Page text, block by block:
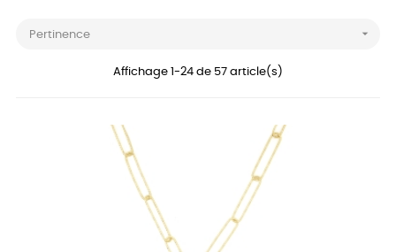
Pertinence 
Affichage 1-24 de 57 article(s)